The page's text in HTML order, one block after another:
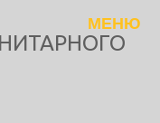
Toggle
navigation